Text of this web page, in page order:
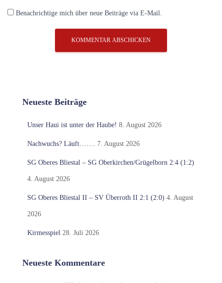
Benachrichtige mich über neue Beiträge via E-Mail.
Neueste Beiträge
Unser Haui ist unter der Haube! 8. August 2026
Nachwuchs? Läuft……. 7. August 2026
SG Oberes Bliestal – SG Oberkirchen/Grügelborn 2:4 (1:2)
4. August 2026
SG Oberes Bliestal II – SV Überroth II 2:1 (2:0) 4. August
2026
Kirmesspiel 28. Juli 2026
Neueste Kommentare